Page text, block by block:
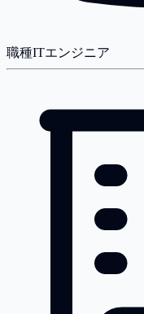
職種ITエンジニア